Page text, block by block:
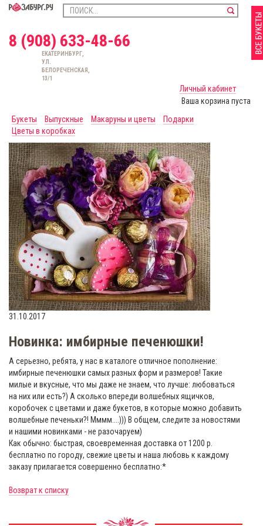
8 (908) 633-48-66
ЕКАТЕРИНБУРГ,
УЛ.
БЕЛОРЕЧЕНСКАЯ,
13/1
Личный кабинет
Ваша корзина пуста
Букеты
Выпускные Макаруны и цветы
Подарки
Цветы в коробках
31.10.2017
Новинка: имбирные печенюшки!
А серьезно, ребята, у нас в каталоге отличное пополнение:
имбирные печенюшки самых разных форм и размеров! Такие
милые и вкусные, что мы даже не знаем, что лучше: любоваться
на них или есть?) А сколько впереди волшебных ящичков,
коробочек с цветами и даже букетов, в которые можно добавить
волшебные печеньки?! Мммм....))) В общем, следите за новостями
и нашими новинками - не разочаруем)
Как обычно: быстрая, своевременная доставка от 1200 р.
бесплатно по городу, свежие цветы и наша любовь к каждому
заказу прилагается совершенно бесплатно:*
Возврат к списку